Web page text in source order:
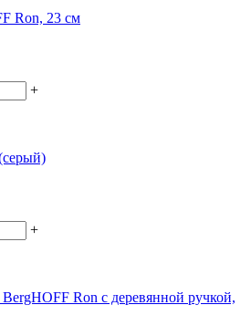
Ron, 23 см
+
+
Ron с деревянной ручкой,